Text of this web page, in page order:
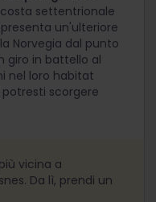
settentrionale
un'ulteriore
Norvegia dal punto
giro in battello al
nel loro habitat
scorgere
vicina a
Da lì, prendi un